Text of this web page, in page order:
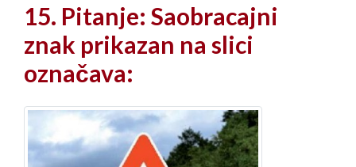
15. Pitanje: Saobracajni
znak prikazan na slici
označava: